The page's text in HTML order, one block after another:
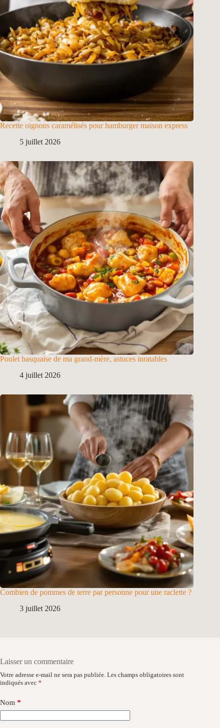
Recette oignons caramélisés pour hamburger maison express
5 juillet 2026
Poulet basquaise de ma grand-mère, astuces inratables
4 juillet 2026
Combien de pommes de terre par personne pour une raclette ?
3 juillet 2026
Laisser un commentaire
Votre adresse e-mail ne sera pas publiée. Les champs obligatoires sont
indiqués avec *
Nom *